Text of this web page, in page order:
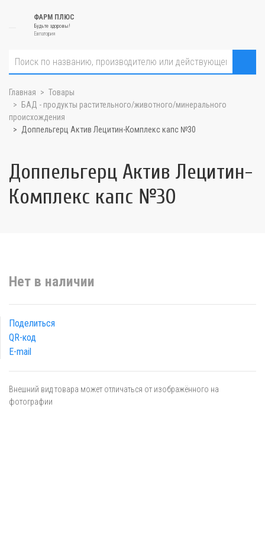
ФАРМ ПЛЮС
Будьте здоровы!
Евпатория
Главная
Товары
БАД - продукты растительного/животного/минерального
происхождения
Доппельгерц Актив Лецитин-Комплекс капс №30
Доппельгерц Актив Лецитин-
Комплекс капс №30
Нет в наличии
Поделиться
QR-код
E-mail
Внешний вид товара может отличаться от изображённого на
фотографии